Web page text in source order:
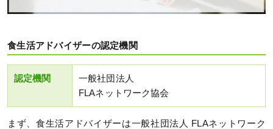
食生活アドバイザーの認定機関
認定機関
一般社団法人
FLAネットワーク協会
まず、食生活アドバイザーは一般社団法人 FLAネットワーク